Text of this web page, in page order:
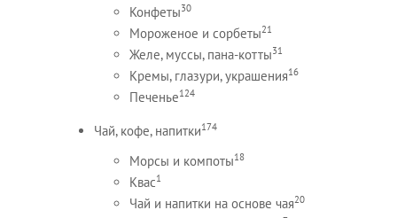
Конфеты30
Мороженое и сорбеты21
Желе, муссы, пана-котты31
Кремы, глазури, украшения16
Печенье124
Чай, кофе, напитки174
Морсы и компоты18
Квас1
Чай и напитки на основе чая20